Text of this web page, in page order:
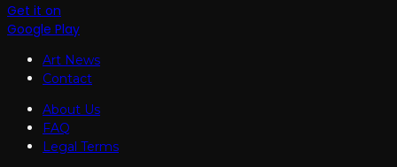
Get it on
Google Play
Art News
Contact
About Us
FAQ
Legal Terms